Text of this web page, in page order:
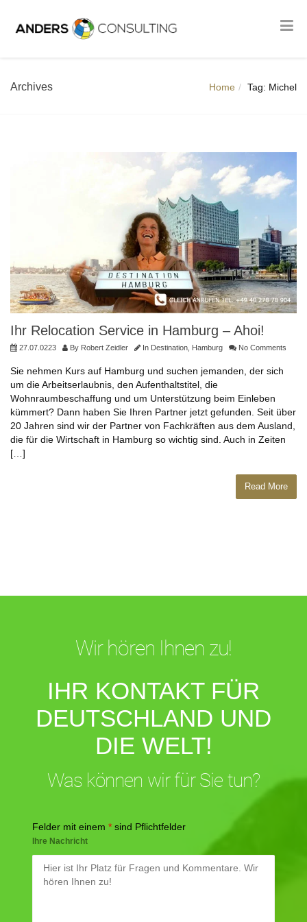
Archives Home Tag: Michel
Ihr Relocation Service in Hamburg – Ahoi!
27.07.0223 By Robert Zeidler In Destination Hamburg No Comments
Sie nehmen Kurs auf Hamburg und suchen jemanden, der sich
um die Arbeitserlaubnis, den Aufenthaltstitel, die
Wohnraumbeschaffung und um Unterstützung beim Einleben
kümmert? Dann haben Sie Ihren Partner jetzt gefunden. Seit über
20 Jahren sind wir der Partner von Fachkräften aus dem Ausland,
die für die Wirtschaft in Hamburg so wichtig sind. Auch in Zeiten
[…]
Read More
Wir hören Ihnen zu!
IHR KONTAKT FÜR
DEUTSCHLAND UND
DIE WELT!
Was können wir für Sie tun?
Felder mit einem * sind Pflichtfelder
Ihre Nachricht